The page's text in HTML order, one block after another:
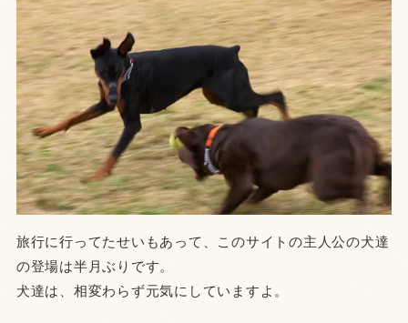
旅行に行ってたせいもあって、このサイトの主人公の犬達
の登場は半月ぶりです。
犬達は、相変わらず元気にしていますよ。